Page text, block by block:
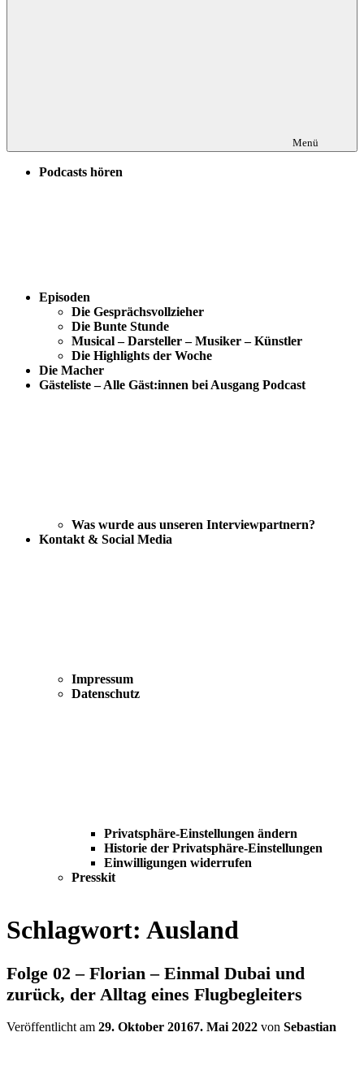
Menü
Podcasts hören
Episoden
Die Gesprächsvollzieher
Die Bunte Stunde
Musical – Darsteller – Musiker – Künstler
Die Highlights der Woche
Die Macher
Gästeliste – Alle Gäst:innen bei Ausgang Podcast
Was wurde aus unseren Interviewpartnern?
Kontakt & Social Media
Impressum
Datenschutz
Privatsphäre-Einstellungen ändern
Historie der Privatsphäre-Einstellungen
Einwilligungen widerrufen
Presskit
Schlagwort: Ausland
Folge 02 – Florian – Einmal Dubai und
zurück, der Alltag eines Flugbegleiters
Veröffentlicht am 29. Oktober 20167. Mai 2022 von Sebastian